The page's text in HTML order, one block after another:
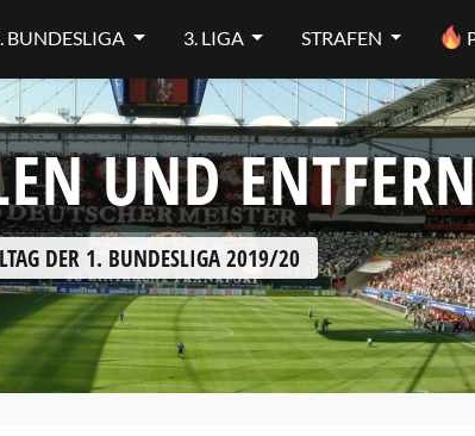
BUNDESLIGA 3. LIGA STRAFEN
UND
DER 1. BUNDESLIGA 2019/20